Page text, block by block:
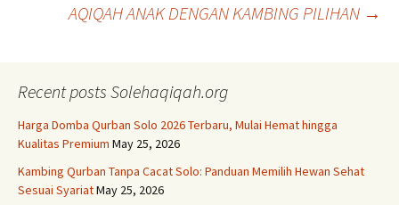
navigation
AQIQAH ANAK DENGAN KAMBING PILIHAN →
Recent posts Solehaqiqah.org
Harga Domba Qurban Solo 2026 Terbaru, Mulai Hemat hingga
Kualitas Premium May 25, 2026
Kambing Qurban Tanpa Cacat Solo: Panduan Memilih Hewan Sehat
Sesuai SyariatMay 25, 2026